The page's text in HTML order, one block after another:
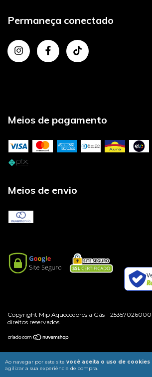
Ao navegar por este site você aceita o uso de cookies
agilizar a sua experiência de compra.
Permaneça conectado
Meios de pagamento
Meios de envio
Copyright Mip Aquecedores a Gás -
direitos reservados.